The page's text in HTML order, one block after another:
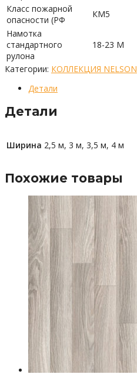
Класс пожарной
опасности (РФ
КМ5
Намотка
стандартного
рулона
18-23 М
Категории: КОЛЛЕКЦИЯ NELSON
Детали
Детали
Ширина 2,5 м, 3 м, 3,5 м, 4 м
Похожие товары